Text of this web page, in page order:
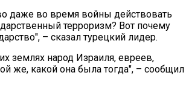
даже во время войны действовать
терроризм? Вот почему
– сказал турецкий лидер.
землях народ Израиля, евреев,
же, какой она была тогда", – сообщил